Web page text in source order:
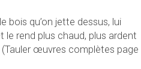
bois qu’on jette dessus, lui
le rend plus chaud, plus ardent
(Tauler œuvres complètes page